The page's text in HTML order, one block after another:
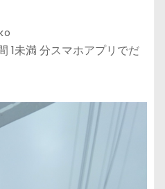
1未満 分スマホアプリでだ